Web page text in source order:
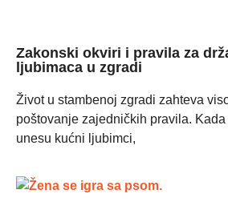
Zakonski okviri i pravila za
ljubimaca u zgradi
Život u stambenoj zgradi zahteva
poštovanje zajedničkih pravila.
unesu kućni ljubimci,